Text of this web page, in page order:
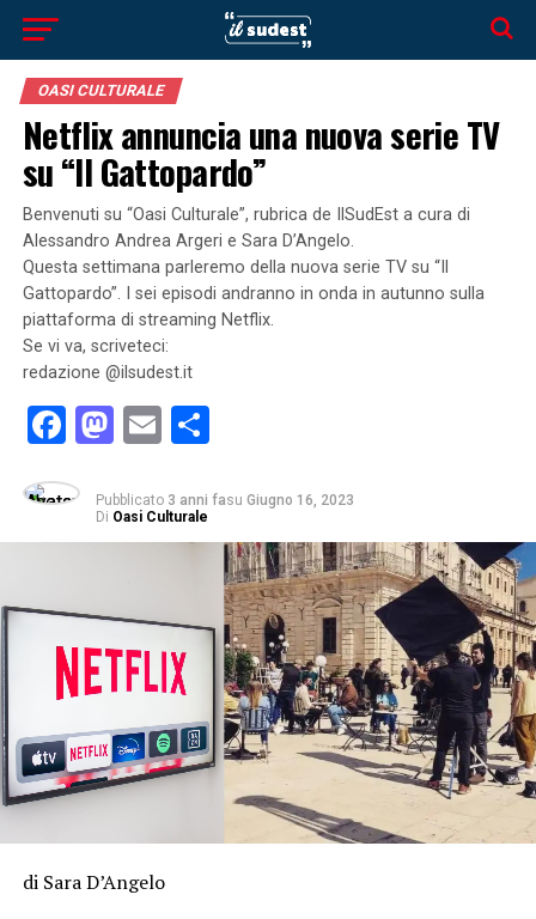
OASI CULTURALE
Netflix annuncia una nuova serie TV
su “Il Gattopardo”
Benvenuti su “Oasi Culturale”, rubrica de IlSudEst a cura di
Alessandro Andrea Argeri e Sara D’Angelo.
Questa settimana parleremo della nuova serie TV su “Il
Gattopardo”. I sei episodi andranno in onda in autunno sulla
piattaforma di streaming Netflix.
Se vi va, scriveteci:
redazione @ilsudest.it
Facebook
Mastodon
EmailCondividi
Pubblicato 3 anni fasu Giugno 16, 2023
Di Oasi Culturale
di Sara D’Angelo